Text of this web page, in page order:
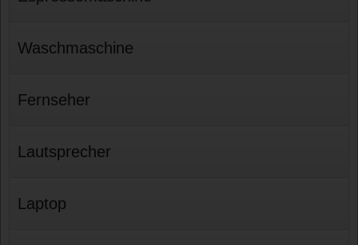
Waschmaschine
Fernseher
Lautsprecher
Laptop